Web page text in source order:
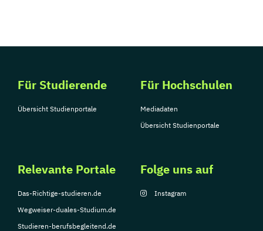
Für Studierende
Übersicht Studienportale
Für Hochschulen
Mediadaten
Übersicht Studienportale
Relevante Portale
Das-Richtige-studieren.de
Wegweiser-duales-Studium.de
Studieren-berufsbegleitend.de
Folge uns auf
Instagram